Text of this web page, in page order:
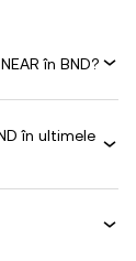
în BND?
în ultimele